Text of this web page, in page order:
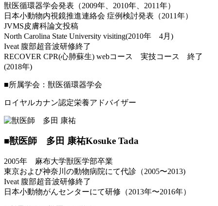
獣医循環器学会発表（2009年、2010年、2011年）
日本小動物内視鏡推進連絡会 症例検討発表（2011年）
JVMS皮膚科論文投稿
North Carolina State University visiting(2010年 4月)
Iveat 腹部超音波研修終了
RECOVER CPR(心肺蘇生) webコース 実技コース 終了
(2018年)
■所属学会：獣医循環器学会
ロイヤルカナン認定栄養アドバイザー
■獣医師 多田 康祐Kosuke Tada
2005年 麻布大学獣医学部卒業
東京および神奈川の動物病院にて代診（2005〜2013)
Iveat 腹部超音波研修終了
日本小動物がんセンターにて研修（2013年〜2016年）